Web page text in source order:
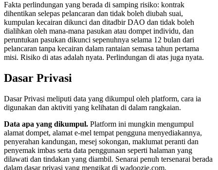
Fakta perlindungan yang berada di samping risiko: kontrak
dihentikan selepas pelancaran dan tidak boleh diubah suai,
kumpulan kecairan dikunci dan ditadbir DAO dan tidak boleh
dialihkan oleh mana-mana pasukan atau dompet individu, dan
peruntukan pasukan dikunci sepenuhnya selama 12 bulan dari
pelancaran tanpa kecairan dalam rantaian semasa tahun pertama
misi. Risiko di atas adalah nyata. Perlindungan di atas juga nyata.
Dasar Privasi
Dasar Privasi meliputi data yang dikumpul oleh platform, cara ia
digunakan dan aktiviti yang kelihatan di dalam rangkaian.
Data apa yang dikumpul. Platform ini mungkin mengumpul
alamat dompet, alamat e-mel tempat pengguna menyediakannya,
penyerahan kandungan, mesej sokongan, maklumat peranti dan
penyemak imbas serta data penggunaan seperti halaman yang
dilawati dan tindakan yang diambil. Senarai penuh tersenarai berada
dalam dasar privasi yang mengikat di wadoozie.com.